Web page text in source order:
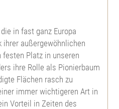
in fast ganz Europa
außergewöhnlichen
Platz in unseren
ihre Rolle als Pionierbaum
Flächen rasch zu
immer wichtigeren Art in
Vorteil in Zeiten des